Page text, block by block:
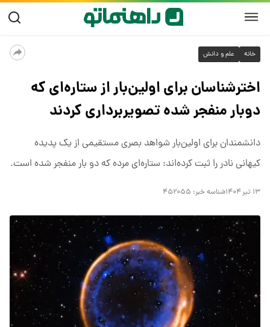
خانه علم و دانش
اخترشناسان برای اولین‌بار از ستاره‌ای که
دوبار منفجر شده تصویربرداری کردند
دانشمندان برای اولین‌بار شواهد بصری مستقیمی از یک پدیده
کیهانی نادر را ثبت کرده‌اند: ستاره‌ای مرده که دو بار منفجر شده است.
۱۳ تیر ۱۴۰۴ شناسه خبر: ۴۵۲۰۵۵